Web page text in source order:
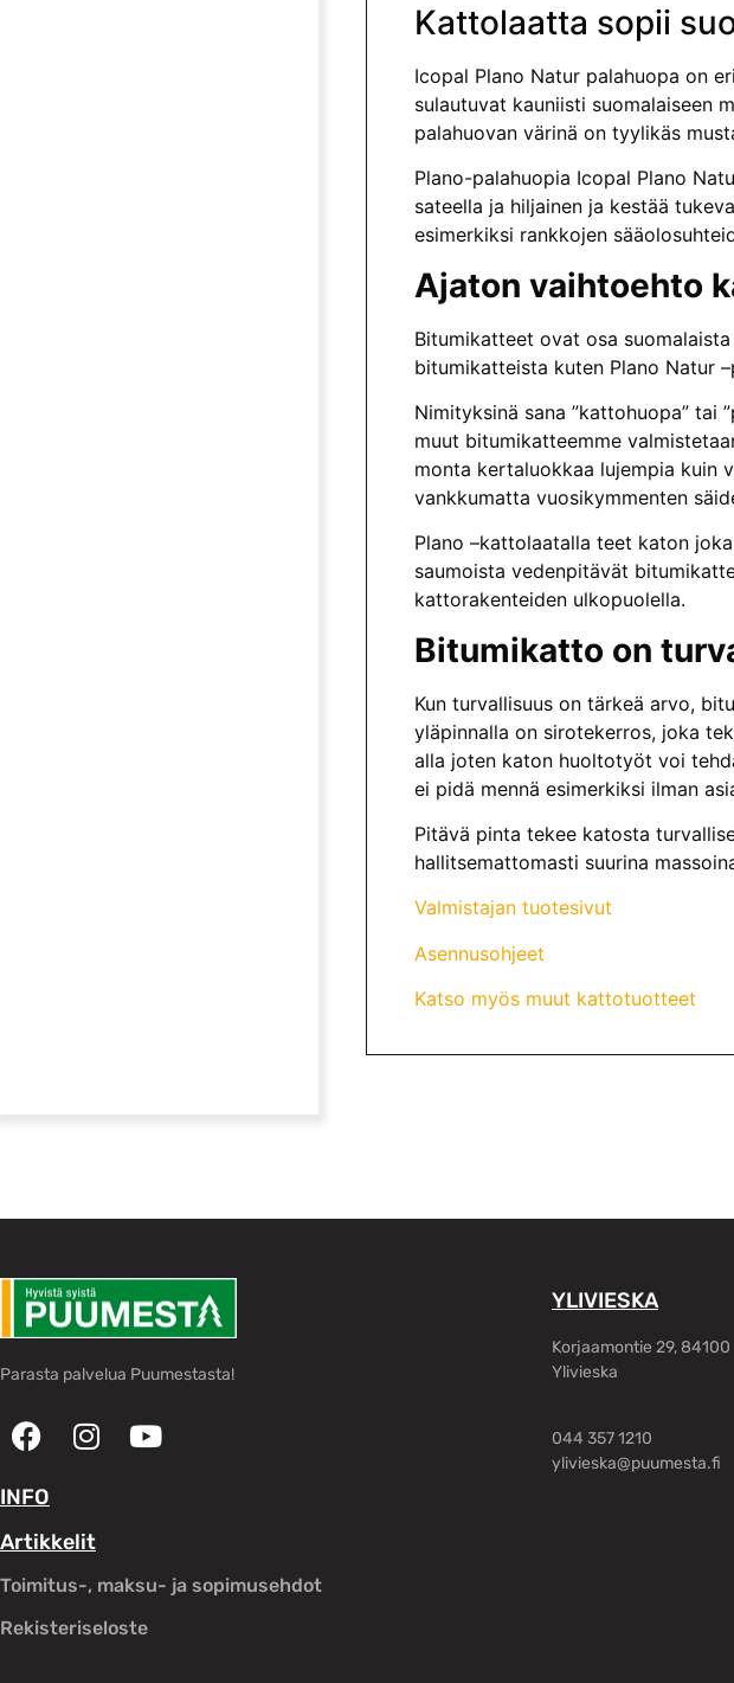
Kattolaatta sopii
Icopal Plano Natur palahuopa on
sulautuvat kauniisti suomalaiseen
palahuovan värinä on tyylikäs
Plano-palahuopia Icopal Plano
sateella ja hiljainen ja kestää
esimerkiksi rankkojen
Ajaton vaihtoehto
Bitumikatteet ovat osa
bitumikatteista kuten Plano Natur
Nimityksinä sana ”kattohuopa” tai
muut bitumikatteemme
monta kertaluokkaa lujempia kuin
vankkumatta vuosikymmenten
Plano –kattolaatalla teet katon
saumoista vedenpitävät
kattorakenteiden ulkopuolella.
Bitumikatto on
Kun turvallisuus on tärkeä arvo,
yläpinnalla on sirotekerros, joka
alla joten katon huoltotyöt voi
ei pidä mennä esimerkiksi ilman
Pitävä pinta tekee katosta
hallitsemattomasti suurina
Valmistajan tuotesivut
Asennusohjeet
Katso myös muut kattotuotteet
Parasta palvelua Puumestasta!
INFO
Artikkelit
Toimitus-, maksu- ja sopimusehdot
Rekisteriseloste
YLIVIESKA
Korjaamontie 29, 84100
Ylivieska
044 357 1210
ylivieska@puumesta.fi